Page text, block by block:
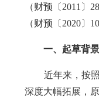
（财预〔2011
（财预〔2020
一、起草背景
近年来，按照
深度大幅拓展，